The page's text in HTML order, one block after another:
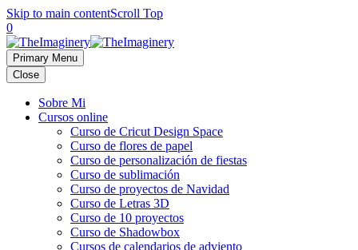
Skip to main contentScroll Top
0
Primary Menu
Close
Sobre Mi
Cursos online
Curso de Cricut Design Space
Curso de flores de papel
Curso de personalización de fiestas
Curso de sublimación
Curso de proyectos de Navidad
Curso de Letras 3D
Curso de 10 proyectos
Curso de Shadowbox
Cursos de calendarios de adviento